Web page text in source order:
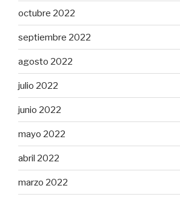
octubre 2022
septiembre 2022
agosto 2022
julio 2022
junio 2022
mayo 2022
abril 2022
marzo 2022